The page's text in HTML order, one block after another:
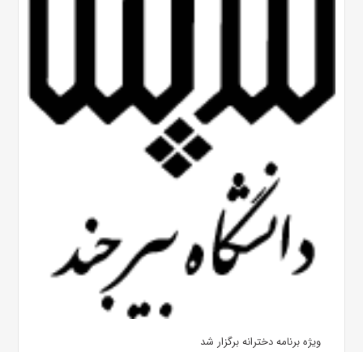
ویژه برنامه دخترانه برگزار شد